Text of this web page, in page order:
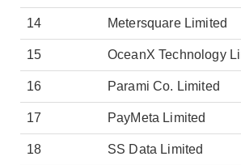
14 Metersquare Limited
15 OceanX Technology
16 Parami Co. Limited
17 PayMeta Limited
18 SS Data Limited